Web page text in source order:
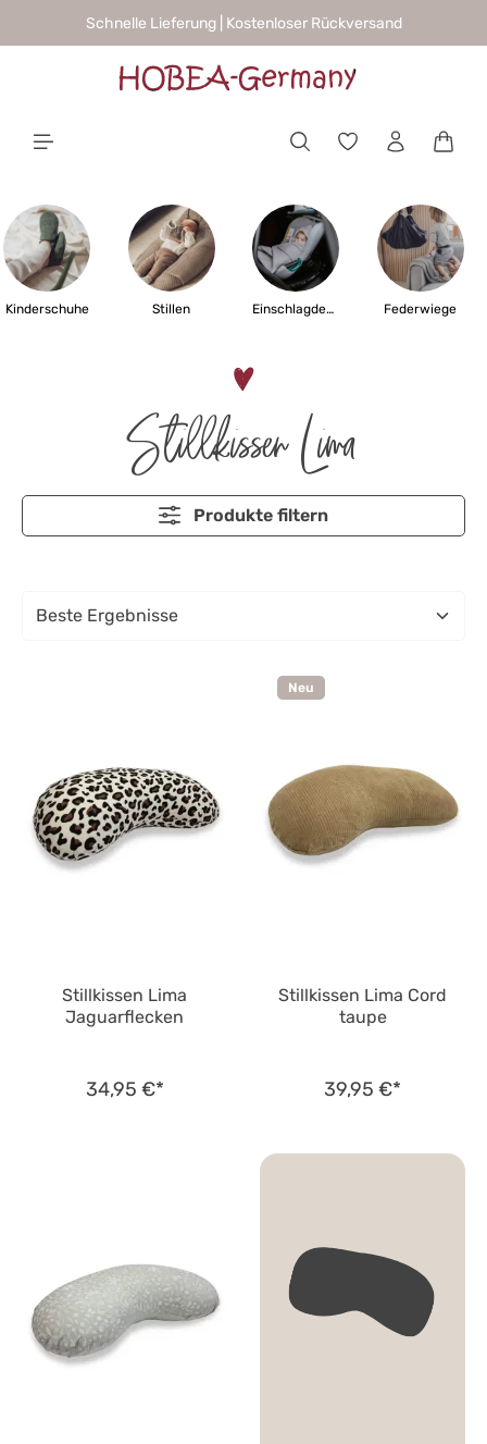
springenSchnelle Lieferung | Kostenloser Rückversand
Kinderschuhe Stillen Einschlagdecken Federwiege
Stillkissen Lima
Produkte filtern
Stillkissen Lima
Jaguarflecken
34,95 €*
Neu
Stillkissen Lima Cord
taupe
39,95 €*